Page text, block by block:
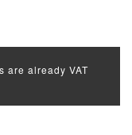
are already VAT